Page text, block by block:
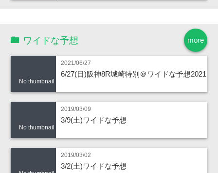
more
ワイドな予想
No thumbnail
2021/06/27
6/27(日)阪神8R城崎特別＠ワイドな予想2021
No thumbnail
2019/03/09
3/9(土)ワイドな予想
2019/03/02
3/2(土)ワイドな予想